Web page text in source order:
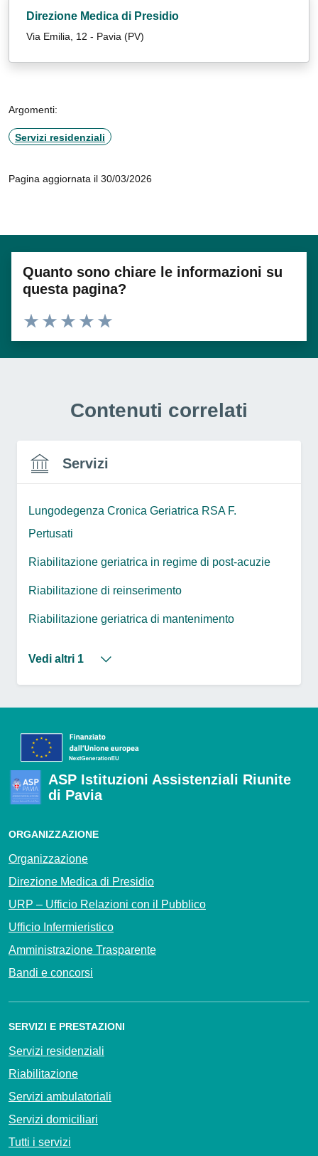
Direzione Medica di Presidio
Via Emilia, 12 - Pavia (PV)
Argomenti:
Servizi residenziali
Pagina aggiornata il 30/03/2026
Quanto sono chiare le informazioni su
questa pagina?
Contenuti correlati
Servizi
Lungodegenza Cronica Geriatrica RSA F.
Pertusati
Riabilitazione geriatrica in regime di post-acuzie
Riabilitazione di reinserimento
Riabilitazione geriatrica di mantenimento
Vedi altri 1
ASP Istituzioni Assistenziali Riunite
di Pavia
ORGANIZZAZIONE
Organizzazione
Direzione Medica di Presidio
URP – Ufficio Relazioni con il Pubblico
Ufficio Infermieristico
Amministrazione Trasparente
Bandi e concorsi
SERVIZI E PRESTAZIONI
Servizi residenziali
Riabilitazione
Servizi ambulatoriali
Servizi domiciliari
Tutti i servizi